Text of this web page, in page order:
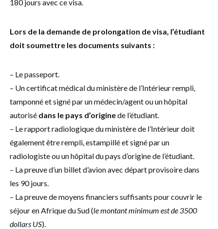
180 jours avec ce visa.
Lors de la demande de prolongation de visa, l’étudiant
doit soumettre les documents suivants :
– Le passeport.
– Un certificat médical du ministère de l’Intérieur rempli,
tamponné et signé par un médecin/agent ou un hôpital
autorisé dans le pays d’originede l’étudiant.
– Le rapport radiologique du ministère de l’Intérieur doit
également être rempli, estampillé et signé par un
radiologiste ou un hôpital du pays d’origine de l’étudiant.
– La preuve d’un billet d’avion avec départ provisoire dans
les 90 jours.
– La preuve de moyens financiers suffisants pour couvrir le
séjour en Afrique du Sud (le montant minimum est de 3500
dollars US).